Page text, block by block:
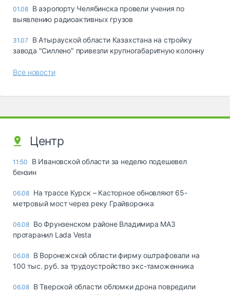
01.08 В аэропорту Челябинска провели учения по
выявлению радиоактивных грузов
31.07
В Атырауской области Казахстана на стройку
завода "Силлено" привезли крупногабаритную колонну
Все новости
Центр
11:50
В Ивановской области за неделю подешевел
бензин
06.08 На трассе Курск – Касторное обновляют 65-
метровый мост через реку Грайворонка
06.08 Во Фрунзенском районе Владимира МАЗ
протаранил Lada Vesta
06.08 В Воронежской области фирму оштрафовали на
100 тыс. руб. за трудоустройство экс-таможенника
06.08 В Тверской области обломки дрона повредили